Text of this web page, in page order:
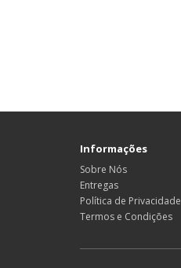
Informações
Sobre Nós
Entregas
Política de Privacidade
Termos e Condições